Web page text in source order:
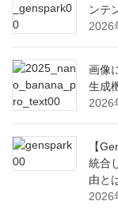
ンテ
2026
画像
生成
2026
【
統合
由と
2026